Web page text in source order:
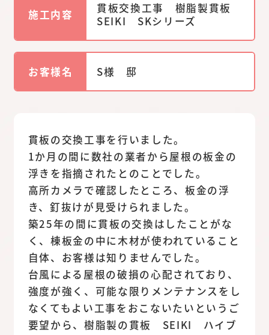
施工内容
貫板交換工事 樹脂製貫板
SEIKI SKシリーズ
お客様名 S様 邸
貫板の交換工事を行いました。
1か月の間に数社の業者から屋根の板金の
浮きを指摘されたとのことでした。
高所カメラで確認したところ、板金の浮
き、釘抜けが見受けられました。
築25年の間に貫板の交換はしたことがな
く、棟板金の中に木材が使われていること
自体、お客様は知りませんでした。
台風による屋根の破損の心配されており、
強度が強く、可能な限りメンテナンスをし
なくてもよい工事をおこないたいというご
要望から、樹脂製の貫板 SEIKI ハイブ